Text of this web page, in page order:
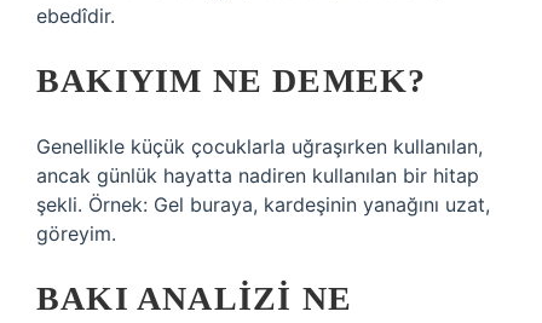
ebedîdir.
BAKIYIM NE DEMEK?
Genellikle küçük çocuklarla uğraşırken kullanılan,
ancak günlük hayatta nadiren kullanılan bir hitap
şekli. Örnek: Gel buraya, kardeşinin yanağını uzat,
göreyim.
BAKI ANALIZI NE